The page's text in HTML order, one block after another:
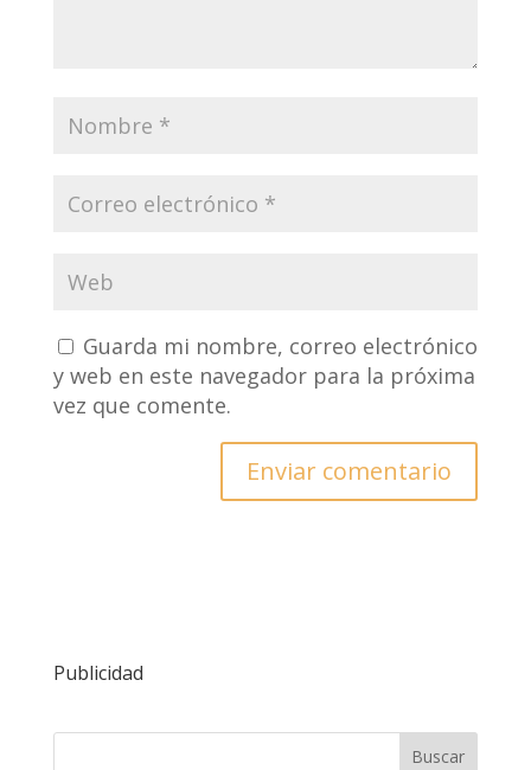
Guarda mi nombre, correo electrónico
y web en este navegador para la próxima
vez que comente.
Publicidad